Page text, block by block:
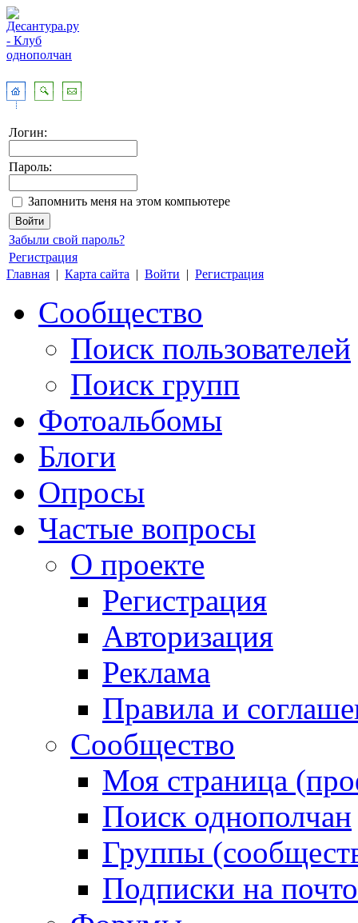
Логин:
Пароль:
Запомнить меня на этом компьютере
Забыли свой пароль?
Регистрация
Главная | Карта сайта | Войти | Регистрация
Сообщество
Поиск пользователей
Поиск групп
Фотоальбомы
Блоги
Опросы
Частые вопросы
О проекте
Регистрация
Авторизация
Реклама
Правила и
Сообщество
Моя страница
Поиск однополчан
Группы
Подписки на